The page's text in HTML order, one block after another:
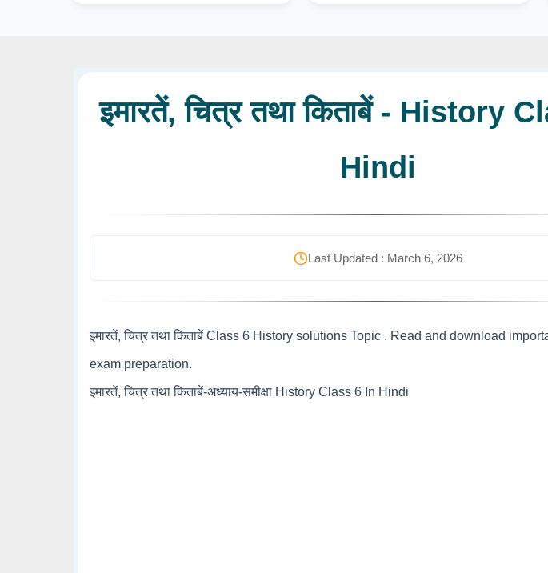
इमारतें, चित्र तथा किताबें - History
Hindi
Last Updated : March 6, 2026
इमारतें, चित्र तथा किताबें Class 6 History solutions Topic . Read and download
exam preparation.
इमारतें, चित्र तथा किताबें-अध्याय-समीक्षा History Class 6 In Hindi